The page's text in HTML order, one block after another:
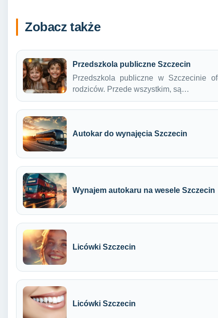
Zobacz także
Przedszkola publiczne Szczecin
Przedszkola publiczne w Szczecinie
rodziców. Przede wszystkim, są…
Autokar do wynajęcia Szczecin
Wynajem autokaru na wesele Szczecin
Licówki Szczecin
Licówki Szczecin